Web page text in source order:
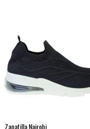
Zapatilla Nairobi